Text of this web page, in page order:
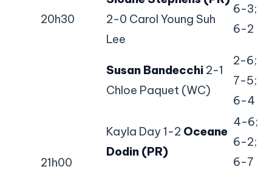
20h30
2-0 Carol Young Suh
Lee
6-3;
6-2
21h00
Susan Bandecchi 2-1
Chloe Paquet (WC)
2-6;
7-5;
6-4
Kayla Day 1-2 Oceane
Dodin (PR)
4-6;
6-2;
6-7